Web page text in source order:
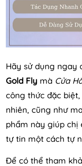
Hãy sử dụng ngay
Gold Fly mà Cửa
công thức đặc
nhiên, cũng như
phẩm này giúp chị
tự tin một cách tự
Để có thể tham